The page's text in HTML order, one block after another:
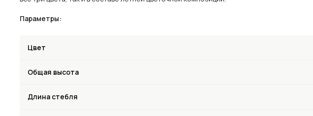
Параметры:
Цвет
Общая высота
Длина стебля